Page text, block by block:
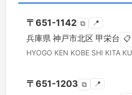
〒651-1142 ⧉ 📍
兵庫県 神戸市北区 甲栄台 📋
HYOGO KEN KOBE SHI KITA KU
〒651-1203 ⧉ 📍